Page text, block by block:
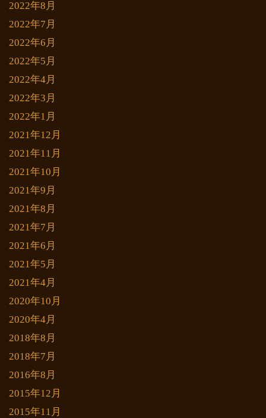
2022年8月
2022年7月
2022年6月
2022年5月
2022年4月
2022年3月
2022年1月
2021年12月
2021年11月
2021年10月
2021年9月
2021年8月
2021年7月
2021年6月
2021年5月
2021年4月
2020年10月
2020年4月
2018年8月
2018年7月
2016年8月
2015年12月
2015年11月